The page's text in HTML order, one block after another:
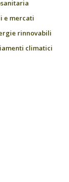
e mercati
rinnovabili
climatici